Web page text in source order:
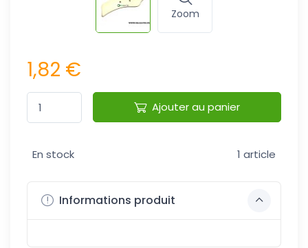
Zoom
1,82 €
Ajouter au panier
En stock 1 article
Informations produit